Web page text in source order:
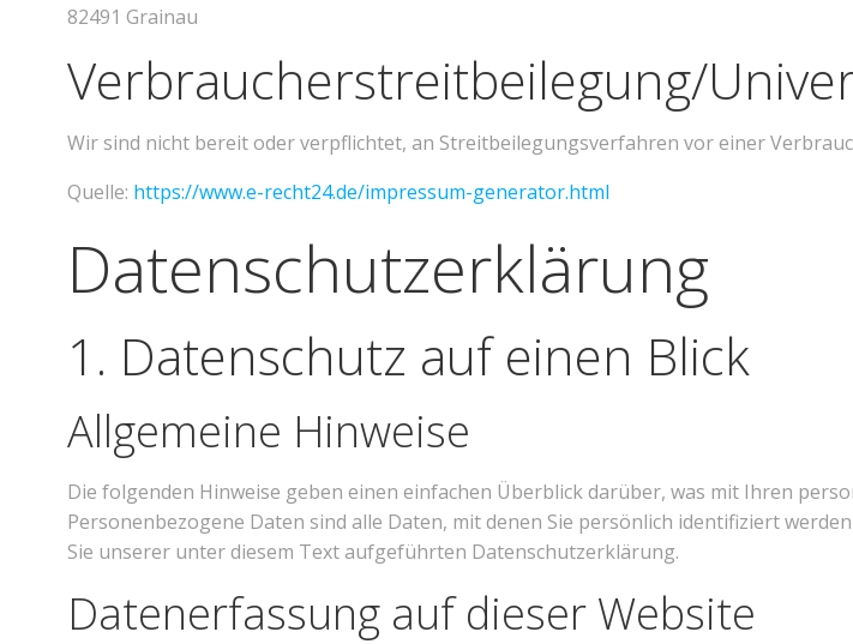
82491 Grainau
Verbraucher­streit­beilegung/
Wir sind nicht bereit oder verpflichtet, an Streitbeilegungsverfahren vor einer
Quelle: https://www.e-recht24.de/impressum-generator.html
Datenschutz­erklärung
1. Datenschutz auf einen Blick
Allgemeine Hinweise
Die folgenden Hinweise geben einen einfachen Überblick darüber, was mit Ihren
Personenbezogene Daten sind alle Daten, mit denen Sie persönlich identifiziert
Sie unserer unter diesem Text aufgeführten Datenschutzerklärung.
Datenerfassung auf dieser Website